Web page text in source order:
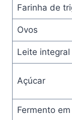
Farinha de
Ovos
Leite integral
Açúcar
Fermento